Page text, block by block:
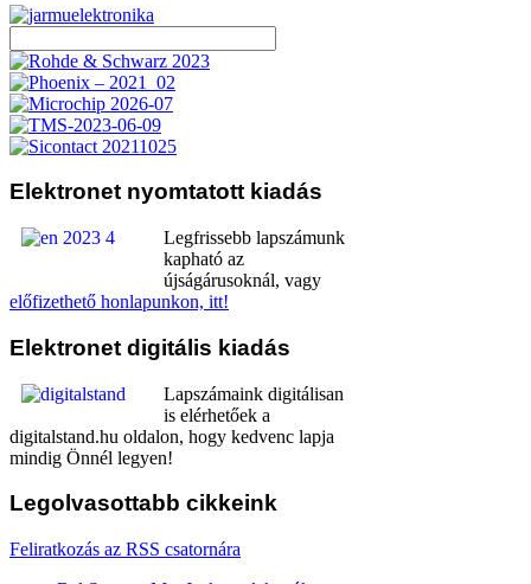
Elektronet nyomtatott kiadás
Legfrissebb lapszámunk
kapható az
újságárusoknál, vagy
előfizethető honlapunkon, itt!
Elektronet digitális kiadás
Lapszámaink digitálisan
is elérhetőek a
digitalstand.hu oldalon, hogy kedvenc lapja
mindig Önnél legyen!
Legolvasottabb cikkeink
Feliratkozás az RSS csatornára